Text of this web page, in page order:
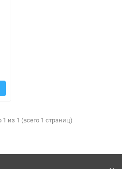
1 из 1 (всего 1 страниц)